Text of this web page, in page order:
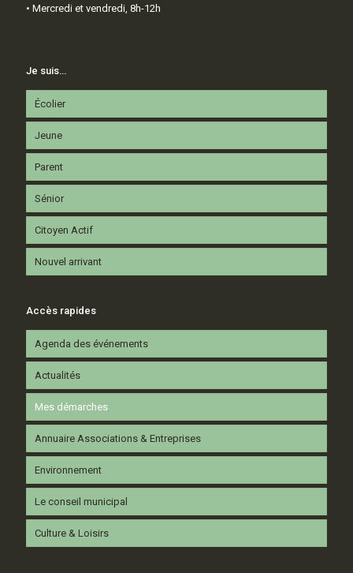
• Mercredi et vendredi, 8h-12h
Je suis…
Écolier
Jeune
Parent
Sénior
Citoyen Actif
Nouvel arrivant
Accès rapides
Agenda des événements
Actualités
Mes démarches
Annuaire Associations & Entreprises
Environnement
Le conseil municipal
Culture & Loisirs